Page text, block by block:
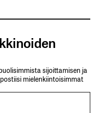
sijoittamisen ja
mielenkiintoisimmat